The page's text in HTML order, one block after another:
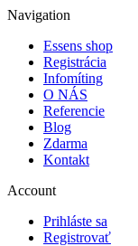
Navigation
Essens shop
Registrácia
Infomíting
O NÁS
Referencie
Blog
Zdarma
Kontakt
Account
Prihláste sa
Registrovať